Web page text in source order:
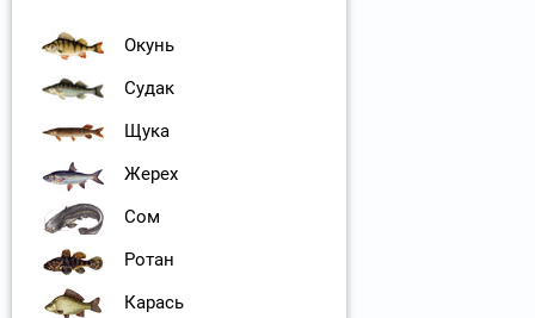
Окунь
Судак
Щука
Жерех
Сом
Ротан
Карась